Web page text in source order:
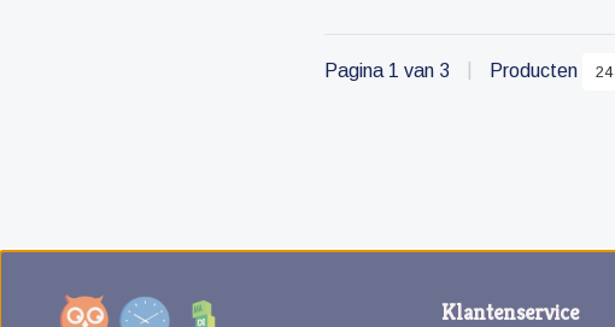
Pagina 1 van 3 Producten 24
Klantenservice